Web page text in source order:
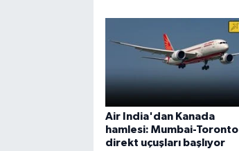
Air India'dan Kanada
hamlesi: Mumbai-Toronto
direkt uçuşları başlıyor